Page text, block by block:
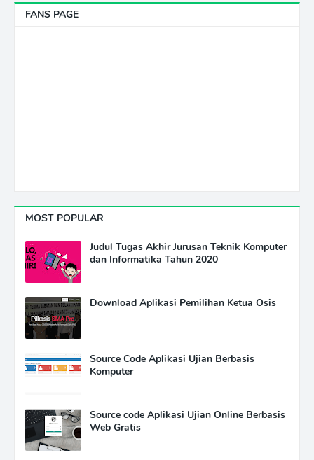
FANS PAGE
MOST POPULAR
Judul Tugas Akhir Jurusan Teknik Komputer
dan Informatika Tahun 2020
Download Aplikasi Pemilihan Ketua Osis
Source Code Aplikasi Ujian Berbasis
Komputer
Source code Aplikasi Ujian Online Berbasis
Web Gratis